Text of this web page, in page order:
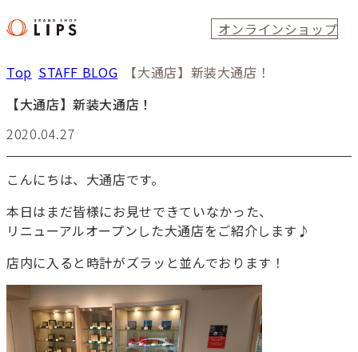
オンラインショップ
Top STAFF BLOG
【大通店】新装大通店！
【大通店】新装大通店！
2020.04.27
こんにちは、大通店です。
本日はまだ皆様にお見せできていなかった、
リニューアルオープンした大通店をご紹介します♪
店内に入ると時計がズラッと並んでおります！